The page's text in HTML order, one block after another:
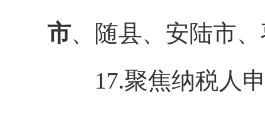
市、随县、安陆市
17.聚焦纳税人申